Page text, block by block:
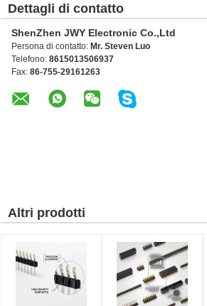
Dettagli di contatto
ShenZhen JWY Electronic Co.,Ltd
Persona di contatto: Mr. Steven Luo
Telefono: 8615013506937
Fax: 86-755-29161263
Altri prodotti